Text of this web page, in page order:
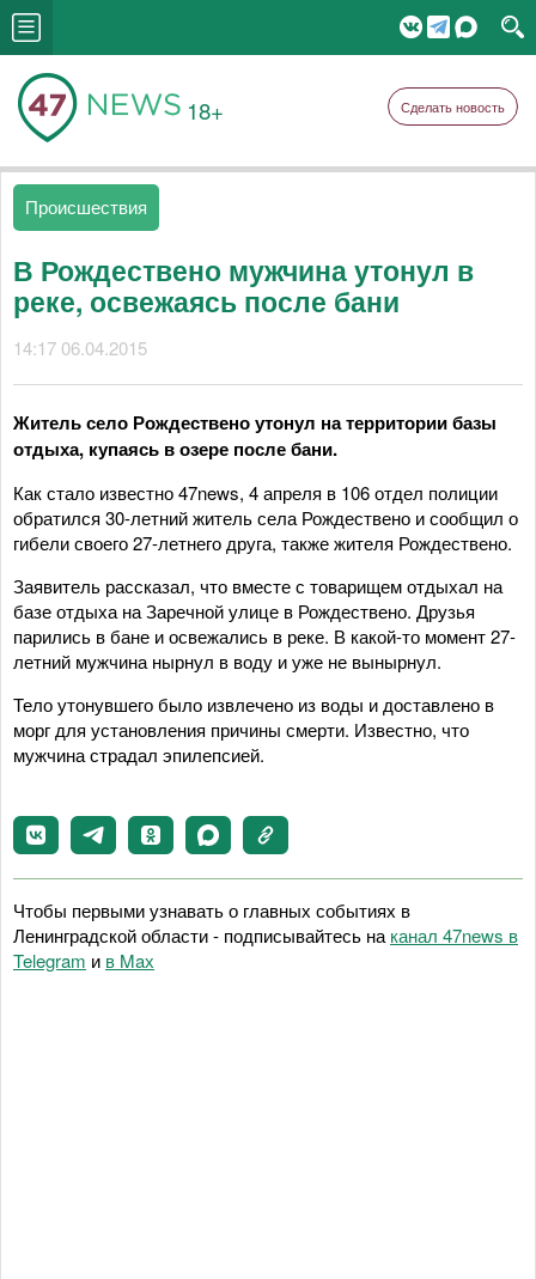
18+ Сделать новость
Происшествия
В Рождествено мужчина утонул в
реке, освежаясь после бани
14:17 06.04.2015
Житель село Рождествено утонул на территории базы
отдыха, купаясь в озере после бани.
Как стало известно 47news, 4 апреля в 106 отдел полиции
обратился 30-летний житель села Рождествено и сообщил о
гибели своего 27-летнего друга, также жителя Рождествено.
Заявитель рассказал, что вместе с товарищем отдыхал на
базе отдыха на Заречной улице в Рождествено. Друзья
парились в бане и освежались в реке. В какой-то момент 27-
летний мужчина нырнул в воду и уже не вынырнул.
Тело утонувшего было извлечено из воды и доставлено в
морг для установления причины смерти. Известно, что
мужчина страдал эпилепсией.
Чтобы первыми узнавать о главных событиях в
Ленинградской области - подписывайтесь на канал 47news в
Telegram и в Maх